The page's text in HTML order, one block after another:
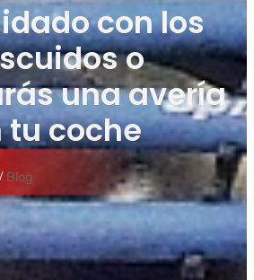
con los
o
una avería
tu coche
Blog